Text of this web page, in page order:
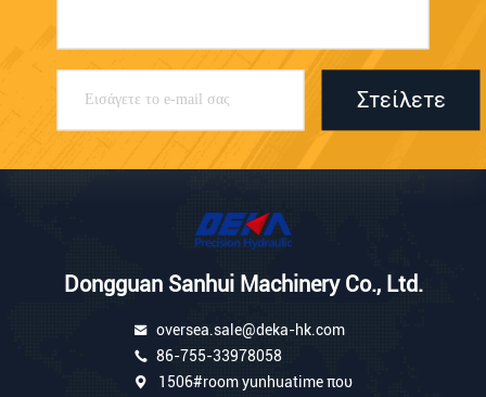
Στείλετε
Dongguan Sanhui Machinery Co., Ltd.
oversea.sale@deka-hk.com
86-755-33978058
1506#room yunhuatime που